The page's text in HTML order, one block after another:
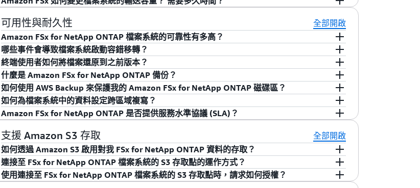
FSx for NetApp ONTAP 會根據您的存取模式在儲存層之間自動轉換資料，讓您降低儲存成本，
並將幾乎無限量的資料儲存在檔案系統中。容量集區儲存會隨著您將資料分層自動擴增和縮小，
為隨著時間推移增加的資料集部分提供彈性儲存。
建立檔案系統時，您可以為資料集的作用中部分指定 SSD 儲存容量。您也可以隨時在 Amazon
FSx 主控台中按一下「更新儲存容量」，或在 AWS CLI/API 中呼叫 “update-file-system”，增加
或縮減檔案系統 SSD 層的容量，同時持續使用。請參閱Amazon FSx 文件
，進一步了解儲存容
量管理。
Amazon FSx for NetApp ONTAP 為儲存在 SSD 儲存上的資料提供一致、低於一毫秒的延遲，為
儲存在容量集區儲存的資料提供數十毫秒的延遲。您的檔案系統可向上擴展至數十 GB/秒以及數
百萬的 IOPS。如需詳細資訊，請參閱Amazon FSx 效能文件。 每 GB 的 SSD 儲存都包含 3 個磁
碟 IOPS，您可以視需要佈建額外 IOPS。
每個 Amazon FSx for NetApp ONTAP 檔案系統都有您在建立檔案系統時所設定的輸送容量，而
且隨時都能變更。此輸送容量決定支援您叢集的檔案伺服器所支援的基準和高載網路速度。建立
檔案系統時，Amazon FSx 會為您建議輸送容量，或者您可以選取所需的輸送容量。如需詳細資
訊，請參閱效能文件使用者指南。
Amazon FSx 透過切換為檔案系統提供支援的檔案伺服器更新檔案系統的輸送容量，以符合新的
輸送容量組態。在此程序期間，檔案系統會經歷自動容錯移轉和容錯恢復，通常需要幾分鐘的時
間才能完成。容錯移轉和容錯恢復程序對 NFS、SMB 和 iSCSI 用戶端完全透明，這可讓您的工作
負載繼續執行，而無需中斷或手動干預。
可用性與耐久性
全部開啟
Amazon FSx for NetApp ONTAP 檔案系統的可靠性有多高？
Amazon FSx for NetApp ONTAP 檔案系統在 AWS 可用區域 (AZ) 中具有高可用性和耐用性，而且
設計目的是為了即使在 AZ 無法使用的情況下，也能為資料提供持續可用性。對於多可用區域檔
案系統，每個檔案系統是由個別可用區域中的兩個檔案伺服器提供支援，每個檔案伺服器都有自
己的儲存空間。對於單一可用區域檔案系統，每個檔案系統都由相同可用區域中的一或多個檔案
伺服器配對提供支援。
受元件故障影響，也會持續監控硬體故障，並在發生故障時自動替換基礎設施元件。檔案系統會
視需要自動進行容錯移轉和容錯恢復 (通常在 60 秒內)，而用戶端會對檔案系統自動進行容錯移
轉和容錯恢復。
哪些事件會導致檔案系統啟動容錯移轉？
如果作用中檔案伺服器失去可用性，Amazon FSx 就會自動執行容錯移轉。這可能是作用中檔案
伺服器失敗 (或者，對於多可用區域檔案系統，則是作用中檔案伺服器的可用區域失敗) 所造成。
對於具有多個檔案伺服器配對的檔案系統，在檔案伺服器配對中作用中檔案伺服器失去可用性
時，每個檔案伺服器配對會獨立執行容錯移轉。在變更檔案系統的輸送容量時，Amazon FSx 也
會在計劃的維護期間暫時容錯移轉至備用檔案伺服器。
終端使用者如何將檔案還原到之前版本？
為了防止終端使用者意外刪除/修改檔案，您可以設定定期「快照」(資料的時間點映像，儲存在
檔案系統中)，讓終端使用者輕鬆復原檔案變更並比較檔案版本。Linux 和 macOS 終端使用者可
以在檔案系統根目錄的 “.snapshot” 目錄中檢視快照。Windows 終端使用者可以在 Windows 檔
案總管的「先前版本」索引標籤中檢視快照 (在檔案或資料夾上按一下滑鼠右鍵時)。您可以使用
ONTAP CLI 和 REST API 為您的檔案系統設定和變更快照排程
什麼是 Amazon FSx for NetApp ONTAP 備份？
Amazon FSx for NetApp ONTAP 提供原生備份功能，其設計目的是支援封存、資料保留和合規
需求。備份是檔案系統中磁碟區的當機一致和次要離線複本。Amazon FSx 備份是增量備份，這
代表只會儲存最近備份後所做的變更，從而無須複寫資料以節省備份儲存費用。根據預設，
Amazon FSx 會在您指定的備份期間每天自動備份您的磁碟區。您可以隨時使用 AWS Console、
AWS CLI 或 Amazon FSx API 建立其他備份。 多可用區域和單一可用區域檔案系統的備份都儲存
在多個可用區域之間，以實現高耐用性。
如何使用 AWS Backup 來保護我的 Amazon FSx for NetApp ONTAP 磁碟區？
首先啟用 Amazon FSx。若要進一步了解，請造訪 AWS Backup 中的受保護服務。接著可透過
AWS Backup 主控台、API 或 CLI 設定 Amazon FSx for NetApp ONTAP 磁碟區的備份。您可以透
過 AWS Backup 建立磁碟區的排程和隨選備份，並將這些備份還原為 Amazon FSx for NetApp
ONTAP 檔案系統上的新磁碟區。您可以使用與其他 AWS 資源相同的方式 (可以是指定 ARN 或在
備份計劃中標記要保護的磁碟區)，將 Amazon FSx for NetApp ONTAP 磁碟區新增至備份計
劃。AWS Backup 文件。
如何為檔案系統中的資料設定跨區域複寫？
Amazon FSx for NetApp ONTAP 支援 NetApp SnapMirror，這是一種複寫技術，可以用於在兩個
ONTAP 檔案系統之間複寫資料。您可以設定將資料自動 NetApp SnapMirror 複寫到另一個
Amazon FSx for NetApp ONTAP 檔案系統，包括其他 AWS 區域的檔案系統。如有需要，您可以
將應用程式和使用者容錯移轉至使用另一個 Amazon FSx for NetApp ONTAP 檔案系統。使用
SnapMirror，您可以將複寫的復原點目標 (RPO) 設定為最低五分鐘，而復原時間點目標 (RTO) 為
單位數分鐘。您可以使用 ONTAP CLI 或 REST API 來設定 SnapMirror。
Amazon FSx for NetApp ONTAP 是否提供服務水準協議 (SLA)？
提供。如果客戶的每月運行時間百分比在任何帳單週期內低於我們的服務承諾，
Amazon FSx
SLA將提供服務補償。
支援 Amazon S3 存取
全部開啟
如何透過 Amazon S3 啟用對我 FSx for NetApp ONTAP 資料的存取？
您可以直接將 S3 存取點連接至您的 FSx for NetApp ONTAP 檔案系統，來存取 FSx 檔案資料。
使用 S3 存取點，您能運用與 S3 相容的 AWS 及第三方服務與應用程式來處理您的 FSx 資料，同
連接至 FSx for NetApp ONTAP 檔案系統的 S3 存取點的運作方式？
連接至 FSx for NetApp ONTAP 檔案系統的 S3 存取點支援透過 Amazon S3 端點使用 S3 物件作
使用連接至 FSx for NetApp ONTAP 檔案系統的 S3 存取點時，請求如何授權？